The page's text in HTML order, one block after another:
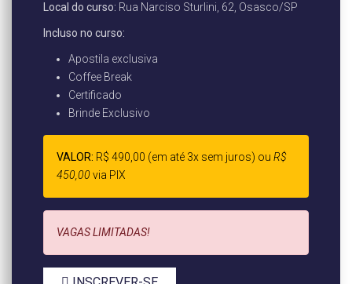
Local do curso: Rua Narciso Sturlini, 62, Osasco/SP
Incluso no curso:
Apostila exclusiva
Coffee Break
Certificado
Brinde Exclusivo
VALOR: R$ 490,00 (em até 3x sem juros) ou R$
450,00 via PIX
VAGAS LIMITADAS!